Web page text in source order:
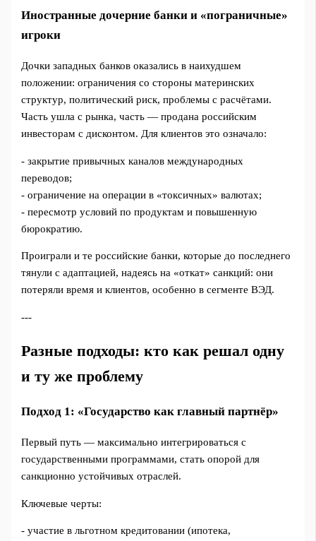
Иностранные дочерние банки и «пограничные»
игроки
Дочки западных банков оказались в наихудшем
положении: ограничения со стороны материнских
структур, политический риск, проблемы с расчётами.
Часть ушла с рынка, часть — продана российским
инвесторам с дисконтом. Для клиентов это означало:
- закрытие привычных каналов международных
переводов;
- ограничение на операции в «токсичных» валютах;
- пересмотр условий по продуктам и повышенную
бюрократию.
Проиграли и те российские банки, которые до последнего
тянули с адаптацией, надеясь на «откат» санкций: они
потеряли время и клиентов, особенно в сегменте ВЭД.
---
Разные подходы: кто как решал одну
и ту же проблему
Подход 1: «Государство как главный партнёр»
Первый путь — максимально интегрироваться с
государственными программами, стать опорой для
санкционно устойчивых отраслей.
Ключевые черты:
- участие в льготном кредитовании (ипотека,